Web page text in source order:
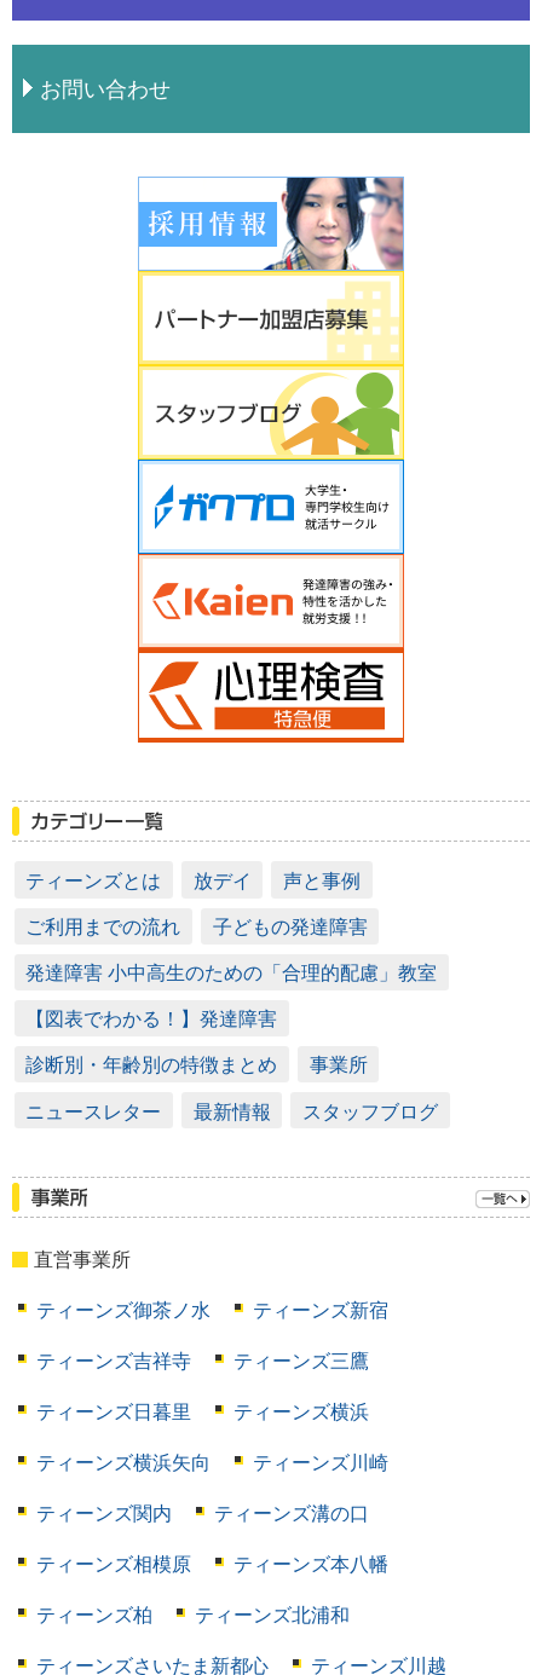
お問い合わせ
ティーンズとは 放デイ 声と事例
ご利用までの流れ 子どもの発達障害
発達障害 小中高生のための「合理的配慮」教室
【図表でわかる！】発達障害
診断別・年齢別の特徴まとめ 事業所
ニュースレター 最新情報 スタッフブログ
直営事業所
ティーンズ御茶ノ水 ティーンズ新宿
ティーンズ吉祥寺 ティーンズ三鷹
ティーンズ日暮里 ティーンズ横浜
ティーンズ横浜矢向 ティーンズ川崎
ティーンズ関内 ティーンズ溝の口
ティーンズ相模原 ティーンズ本八幡
ティーンズ柏 ティーンズ北浦和
ティーンズさいたま新都心 ティーンズ川越